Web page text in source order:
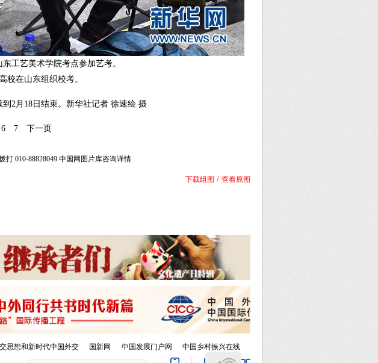
工艺美术学院考点参加艺考。
校在山东组织校考。
2月18日结束。新华社记者 徐速绘 摄
6 7 下一页
打 010-88828049 中国网图片库咨询详情
下载组图 / 查看原图